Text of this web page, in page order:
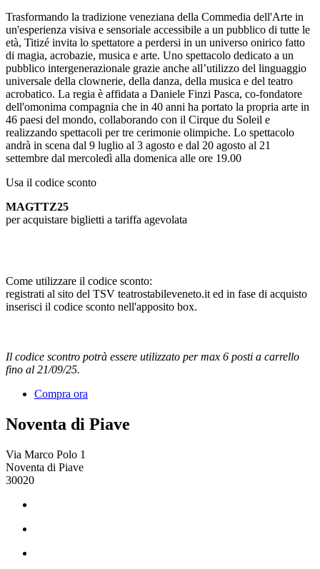
Trasformando la tradizione veneziana della Commedia dell'Arte in
un'esperienza visiva e sensoriale accessibile a un pubblico di tutte le
età, Titizé invita lo spettatore a perdersi in un universo onirico fatto
di magia, acrobazie, musica e arte. Uno spettacolo dedicato a un
pubblico intergenerazionale grazie anche all’utilizzo del linguaggio
universale della clownerie, della danza, della musica e del teatro
acrobatico. La regia è affidata a Daniele Finzi Pasca, co-fondatore
dell'omonima compagnia che in 40 anni ha portato la propria arte in
46 paesi del mondo, collaborando con il Cirque du Soleil e
realizzando spettacoli per tre cerimonie olimpiche. Lo spettacolo
andrà in scena dal 9 luglio al 3 agosto e dal 20 agosto al 21
settembre dal mercoledì alla domenica alle ore 19.00
Usa il codice sconto
MAGTTZ25
per acquistare biglietti a tariffa agevolata
Come utilizzare il codice sconto:
registrati al sito del TSV teatrostabileveneto.it ed in fase di acquisto
inserisci il codice sconto nell'apposito box.
Il codice scontro potrà essere utilizzato per max 6 posti a carrello
fino al 21/09/25.
Compra ora
Noventa di Piave
Via Marco Polo 1
Noventa di Piave
30020